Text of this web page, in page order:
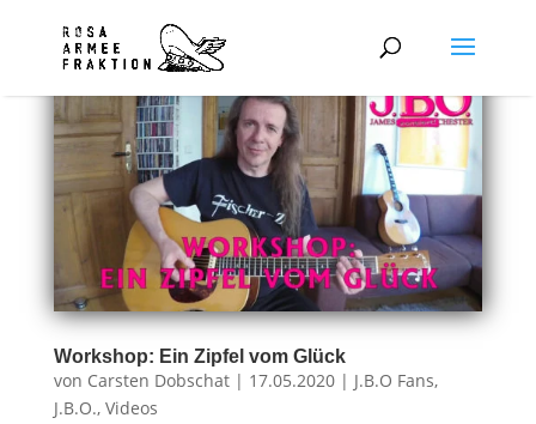
Workshop: Ein Zipfel vom Glück
von Carsten Dobschat| 17.05.2020| J.B.O Fans,
J.B.O., Videos